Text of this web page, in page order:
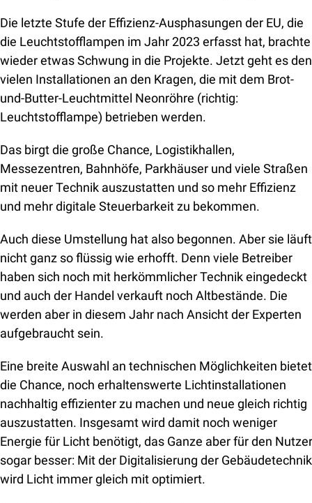
Die letzte Stufe der Effizienz-Ausphasungen der EU, die
die Leuchtstofflampen im Jahr 2023 erfasst hat, brachte
wieder etwas Schwung in die Projekte. Jetzt geht es den
vielen Installationen an den Kragen, die mit dem Brot-
und-Butter-Leuchtmittel Neonröhre (richtig:
Leuchtstofflampe) betrieben werden.
Das birgt die große Chance, Logistikhallen,
Messezentren, Bahnhöfe, Parkhäuser und viele Straßen
mit neuer Technik auszustatten und so mehr Effizienz
und mehr digitale Steuerbarkeit zu bekommen.
Auch diese Umstellung hat also begonnen. Aber sie läuft
nicht ganz so flüssig wie erhofft. Denn viele Betreiber
haben sich noch mit herkömmlicher Technik eingedeckt
und auch der Handel verkauft noch Altbestände. Die
werden aber in diesem Jahr nach Ansicht der Experten
aufgebraucht sein.
Eine breite Auswahl an technischen Möglichkeiten bietet
die Chance, noch erhaltenswerte Lichtinstallationen
nachhaltig effizienter zu machen und neue gleich richtig
auszustatten. Insgesamt wird damit noch weniger
Energie für Licht benötigt, das Ganze aber für den Nutzer
sogar besser: Mit der Digitalisierung der Gebäudetechnik
wird Licht immer gleich mit optimiert.